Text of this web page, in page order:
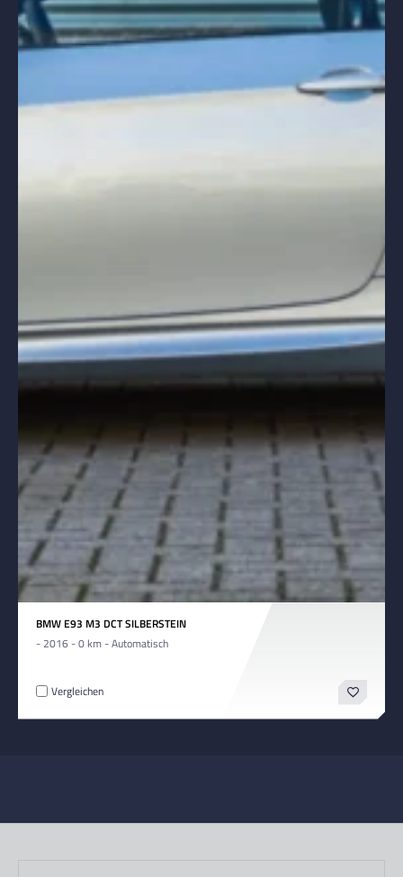
BMW E93 M3 DCT SILBERSTEIN
- 2016 - 0 km - Automatisch
Vergleichen